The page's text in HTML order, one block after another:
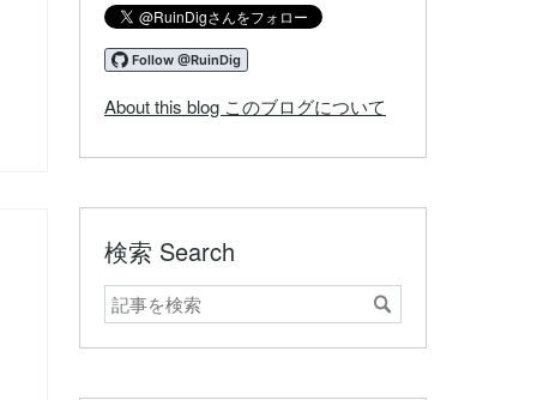
About this blog このブログについて
検索 Search